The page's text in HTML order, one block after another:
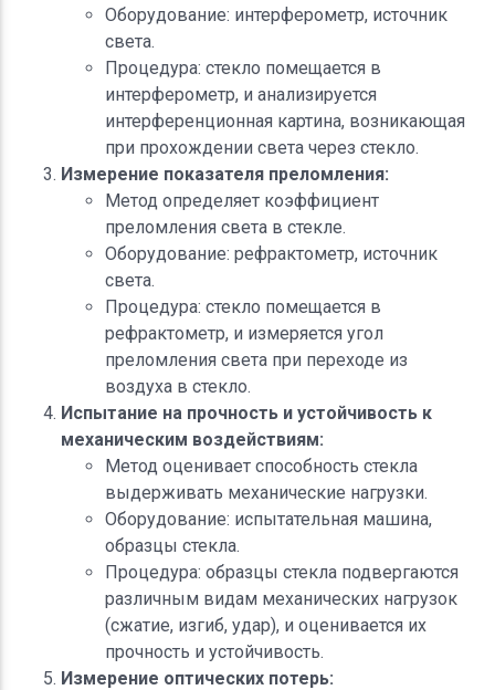
Оборудование: интерферометр, источник
света.
Процедура: стекло помещается в
интерферометр, и анализируется
интерференционная картина, возникающая
при прохождении света через стекло.
Измерение показателя преломления:
Метод определяет коэффициент
преломления света в стекле.
Оборудование: рефрактометр, источник
света.
Процедура: стекло помещается в
рефрактометр, и измеряется угол
преломления света при переходе из
воздуха в стекло.
Испытание на прочность и устойчивость к
механическим воздействиям:
Метод оценивает способность стекла
выдерживать механические нагрузки.
Оборудование: испытательная машина,
образцы стекла.
Процедура: образцы стекла подвергаются
различным видам механических нагрузок
(сжатие, изгиб, удар), и оценивается их
прочность и устойчивость.
Измерение оптических потерь: